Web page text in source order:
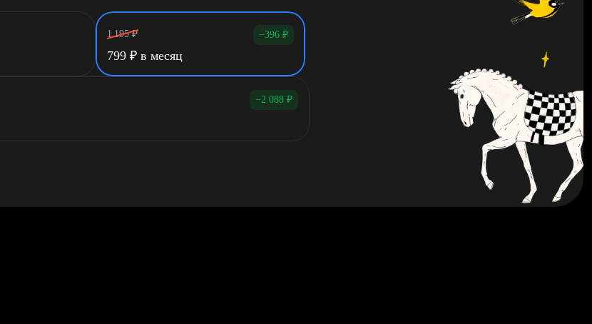
1 195 ₽ −396 ₽
799 ₽ в месяц
−2 088 ₽